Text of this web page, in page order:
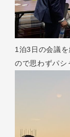
1泊3日の会議
ので思わずパシ